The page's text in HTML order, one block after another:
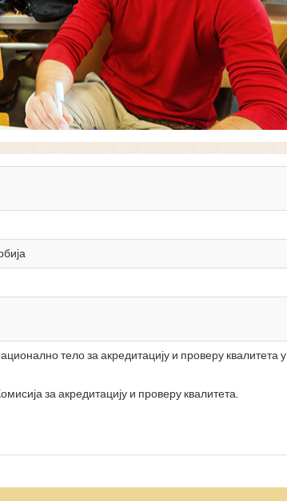
тело за акредитацију и проверу квалитета у
за акредитацију и проверу квалитета.